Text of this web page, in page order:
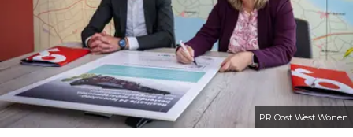
PR Oost West Wonen